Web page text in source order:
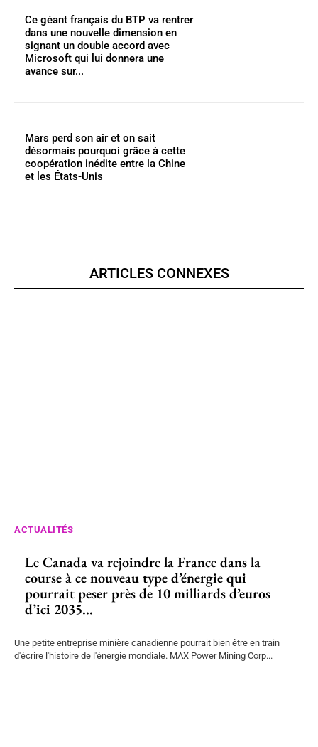
Ce géant français du BTP va rentrer
dans une nouvelle dimension en
signant un double accord avec
Microsoft qui lui donnera une
avance sur...
Mars perd son air et on sait
désormais pourquoi grâce à cette
coopération inédite entre la Chine
et les États-Unis
ARTICLES CONNEXES
ACTUALITÉS
Le Canada va rejoindre la France dans la
course à ce nouveau type d’énergie qui
pourrait peser près de 10 milliards d’euros
d’ici 2035...
Une petite entreprise minière canadienne pourrait bien être en train
d'écrire l'histoire de l'énergie mondiale. MAX Power Mining Corp...